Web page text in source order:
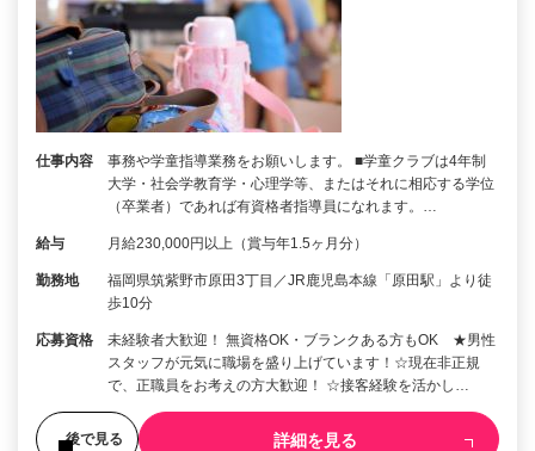
仕事内容
事務や学童指導業務をお願いします。 ■学童クラブは4年制
大学・社会学教育学・心理学等、またはそれに相応する学位
（卒業者）であれば有資格者指導員になれます。…
給与 月給230,000円以上（賞与年1.5ヶ月分）
勤務地
福岡県筑紫野市原田3丁目／JR鹿児島本線「原田駅」より徒
歩10分
応募資格
未経験者大歓迎！ 無資格OK・ブランクある方もOK ★男性
スタッフが元気に職場を盛り上げています！☆現在非正規
で、正職員をお考えの方大歓迎！ ☆接客経験を活かし…
後で見る 詳細を見る